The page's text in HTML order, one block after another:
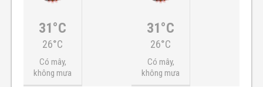
31°C
26°C
Có mây,
không mưa
31°C
26°C
Có mây,
không mưa